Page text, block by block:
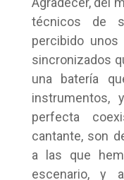
técnicos de
percibido
sincronizados
una batería
instrumentos,
perfecta
cantante, son
a las que
escenario, y